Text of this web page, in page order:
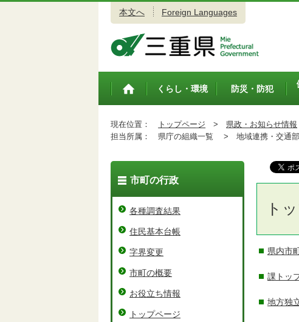
本文へ Foreign Languages
トップペ
くらし・環境 防災・防犯
現在位置： トップページ > 県政・お知らせ情報
担当所属：
県庁の組織一覧 > 地域連携・交通
ト
県内市
課トッ
地方独
市町の行政
各種調査結果
住民基本台帳
字界変更
市町の概要
お役立ち情報
トップページ